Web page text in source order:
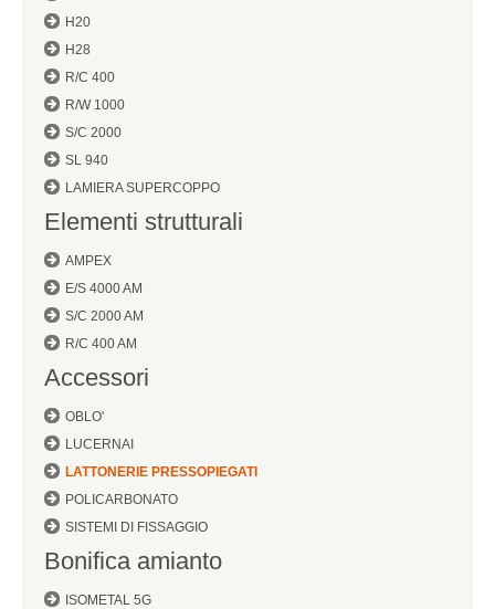
H20
H28
R/C 400
R/W 1000
S/C 2000
SL 940
LAMIERA SUPERCOPPO
Elementi strutturali
AMPEX
E/S 4000 AM
S/C 2000 AM
R/C 400 AM
Accessori
OBLO'
LUCERNAI
LATTONERIE PRESSOPIEGATI
POLICARBONATO
SISTEMI DI FISSAGGIO
Bonifica amianto
ISOMETAL 5G